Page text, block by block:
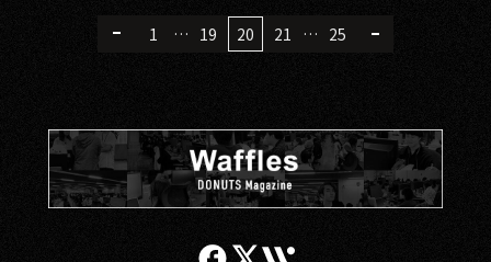
1 … 19 20 21 … 25